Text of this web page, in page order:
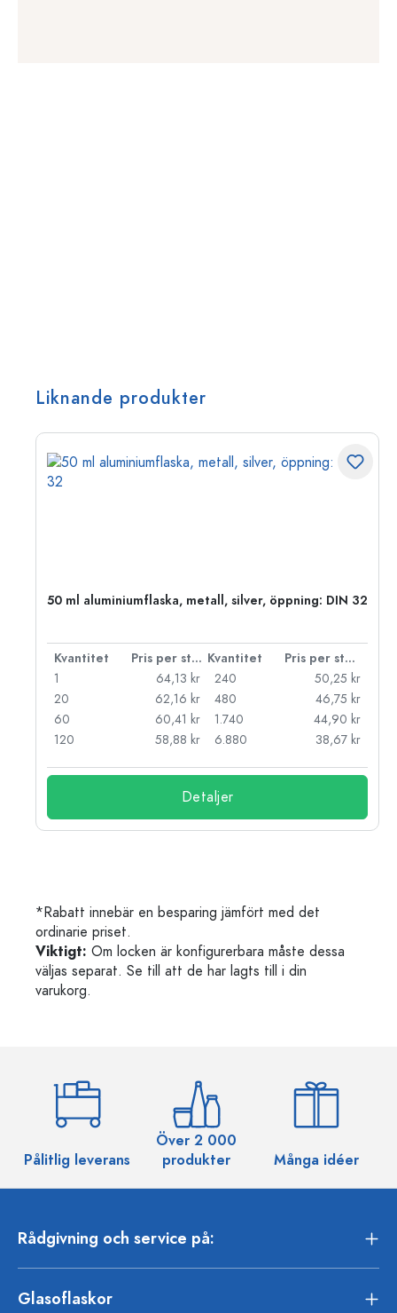
Liknande produkter
50 ml aluminiumflaska, metall, silver, öppning: DIN 32
Kvantitet Pris per styck Kvantitet
Pris per styck
1
64,13 kr
20
62,16 kr
60
60,41 kr
120
58,88 kr
240
50,25 kr
480
46,75 kr
1.740
44,90 kr
6.880
38,67 kr
Detaljer
*Rabatt innebär en besparing jämfört med det
ordinarie priset.
Viktigt: Om locken är konfigurerbara måste dessa
väljas separat. Se till att de har lagts till i din
varukorg.
Pålitlig leverans
Över 2 000
produkter
Många idéer
Rådgivning och service på:
Glasoflaskor